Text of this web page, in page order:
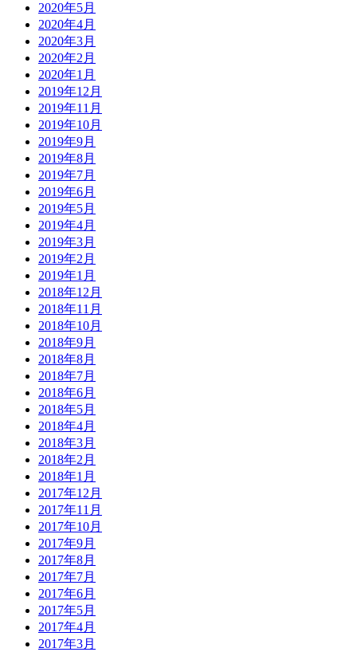
2020年5月
2020年4月
2020年3月
2020年2月
2020年1月
2019年12月
2019年11月
2019年10月
2019年9月
2019年8月
2019年7月
2019年6月
2019年5月
2019年4月
2019年3月
2019年2月
2019年1月
2018年12月
2018年11月
2018年10月
2018年9月
2018年8月
2018年7月
2018年6月
2018年5月
2018年4月
2018年3月
2018年2月
2018年1月
2017年12月
2017年11月
2017年10月
2017年9月
2017年8月
2017年7月
2017年6月
2017年5月
2017年4月
2017年3月